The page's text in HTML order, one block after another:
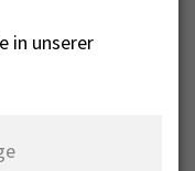
in unserer